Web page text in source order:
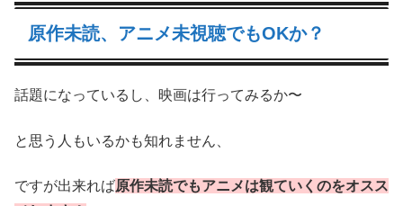
原作未読、アニメ未視聴でもOKか？
話題になっているし、映画は行ってみるか〜
と思う人もいるかも知れません、
ですが出来れば原作未読でもアニメは観ていくのをオスス